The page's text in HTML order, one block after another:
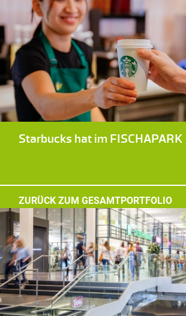
Starbucks hat im
ZURÜCK ZUM GESAMTPORTFOLIO